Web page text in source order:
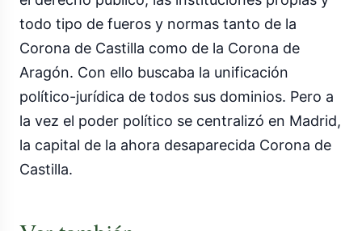
todo tipo de fueros y normas tanto de la
Corona de Castilla como de la Corona de
Aragón. Con ello buscaba la unificación
político-jurídica de todos sus dominios. Pero a
la vez el poder político se centralizó en Madrid,
la capital de la ahora desaparecida Corona de
Castilla.